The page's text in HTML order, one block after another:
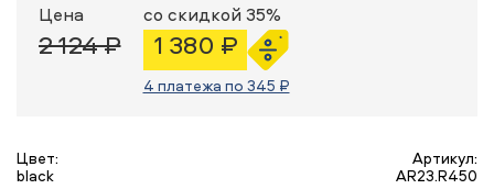
Цена
2 124 ₽
со скидкой 35%
1 380 ₽
4 платежа по 345 ₽
Цвет:
black
Артикул:
AR23.R450